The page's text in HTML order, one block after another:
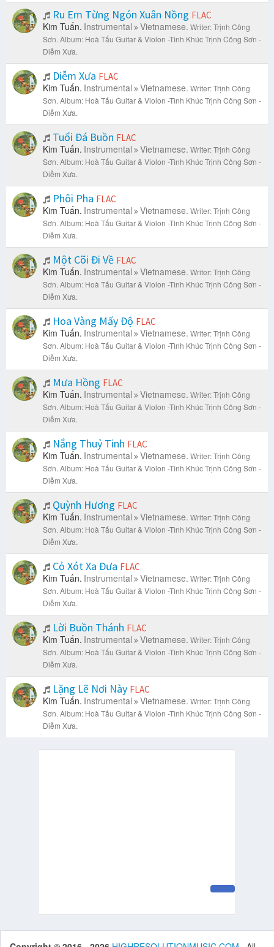
Ru Em Từng Ngón Xuân Nồng FLAC
Kim Tuấn. Instrumental Vietnamese. Writer: Trịnh Công
Sơn. Album: Hoà Tấu Guitar & Violon -Tình Khúc Trịnh Công Sơn -
Diễm Xưa.
Diễm Xưa FLAC
Kim Tuấn. Instrumental Vietnamese. Writer: Trịnh Công
Sơn. Album: Hoà Tấu Guitar & Violon -Tình Khúc Trịnh Công Sơn -
Diễm Xưa.
Tuổi Đá Buồn FLAC
Kim Tuấn. Instrumental Vietnamese. Writer: Trịnh Công
Sơn. Album: Hoà Tấu Guitar & Violon -Tình Khúc Trịnh Công Sơn -
Diễm Xưa.
Phôi Pha FLAC
Kim Tuấn. Instrumental Vietnamese. Writer: Trịnh Công
Sơn. Album: Hoà Tấu Guitar & Violon -Tình Khúc Trịnh Công Sơn -
Diễm Xưa.
Một Cõi Đi Về FLAC
Kim Tuấn. Instrumental Vietnamese. Writer: Trịnh Công
Sơn. Album: Hoà Tấu Guitar & Violon -Tình Khúc Trịnh Công Sơn -
Diễm Xưa.
Hoa Vàng Mấy Độ FLAC
Kim Tuấn. Instrumental Vietnamese. Writer: Trịnh Công
Sơn. Album: Hoà Tấu Guitar & Violon -Tình Khúc Trịnh Công Sơn -
Diễm Xưa.
Mưa Hồng FLAC
Kim Tuấn. Instrumental Vietnamese. Writer: Trịnh Công
Sơn. Album: Hoà Tấu Guitar & Violon -Tình Khúc Trịnh Công Sơn -
Diễm Xưa.
Nắng Thuỷ Tinh FLAC
Kim Tuấn. Instrumental Vietnamese. Writer: Trịnh Công
Sơn. Album: Hoà Tấu Guitar & Violon -Tình Khúc Trịnh Công Sơn -
Diễm Xưa.
Quỳnh Hương FLAC
Kim Tuấn. Instrumental Vietnamese. Writer: Trịnh Công
Sơn. Album: Hoà Tấu Guitar & Violon -Tình Khúc Trịnh Công Sơn -
Diễm Xưa.
Cỏ Xót Xa Đưa FLAC
Kim Tuấn. Instrumental Vietnamese. Writer: Trịnh Công
Sơn. Album: Hoà Tấu Guitar & Violon -Tình Khúc Trịnh Công Sơn -
Diễm Xưa.
Lời Buồn Thánh FLAC
Kim Tuấn. Instrumental Vietnamese. Writer: Trịnh Công
Sơn. Album: Hoà Tấu Guitar & Violon -Tình Khúc Trịnh Công Sơn -
Diễm Xưa.
Lặng Lẽ Nơi Này FLAC
Kim Tuấn. Instrumental Vietnamese. Writer: Trịnh Công
Sơn. Album: Hoà Tấu Guitar & Violon -Tình Khúc Trịnh Công Sơn -
Diễm Xưa.